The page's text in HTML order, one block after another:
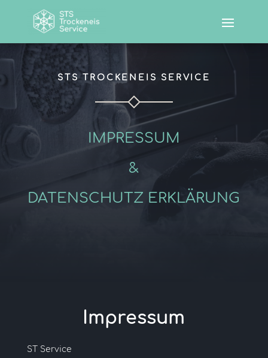
STS TROCKENEIS SERVICE
IMPRESSUM
&
DATENSCHUTZ ERKLÄRUNG
Impressum
ST Service